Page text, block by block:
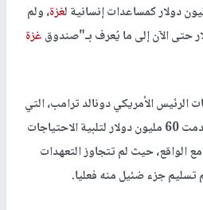
غزة، ولم
غزة
الأمريكي دونالد ترامب، التي
كرر فيها أن الولايات المتحدة قدمت 60 مليون دولار لتلبية الاحتياجات
الواقع، حيث لم تتجاوز التعهدات
تسليم جزء ضئيل منه فعليا.